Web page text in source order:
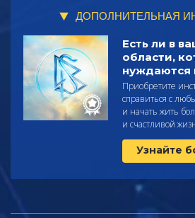
ДОПОЛНИТЕЛЬНАЯ
Есть ли в
области,
нуждаются
Приобретите
справиться с
и начать жить
и счастливой
Узнайте